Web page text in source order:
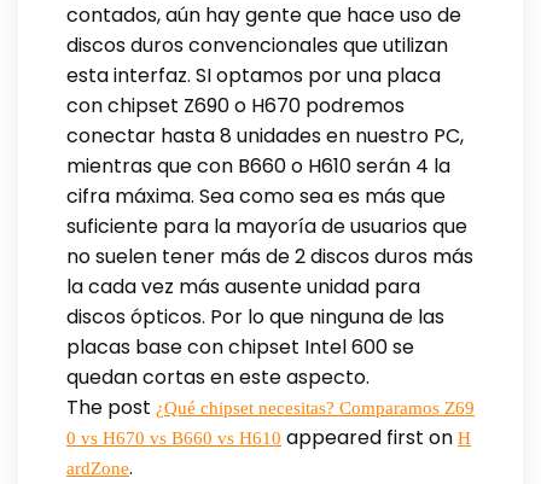
contados, aún hay gente que hace uso de
discos duros convencionales que utilizan
esta interfaz. SI optamos por una placa
con chipset Z690 o H670 podremos
conectar hasta 8 unidades en nuestro PC,
mientras que con B660 o H610 serán 4 la
cifra máxima. Sea como sea es más que
suficiente para la mayoría de usuarios que
no suelen tener más de 2 discos duros más
la cada vez más ausente unidad para
discos ópticos. Por lo que ninguna de las
placas base con chipset Intel 600 se
quedan cortas en este aspecto.
The post ¿Qué chipset necesitas? Comparamos Z69
0 vs H670 vs B660 vs H610 appeared first on H
ardZone.